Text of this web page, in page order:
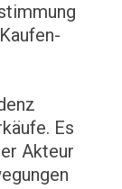
Es
Akteur